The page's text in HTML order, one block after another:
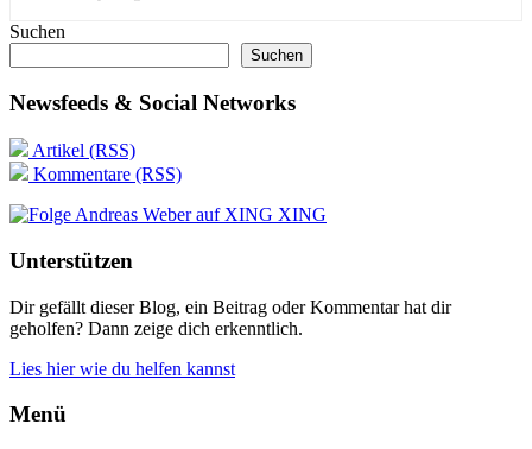
Suchen
Suchen
Newsfeeds & Social Networks
Artikel (RSS)
Kommentare (RSS)
XING
Unterstützen
Dir gefällt dieser Blog, ein Beitrag oder Kommentar hat dir
geholfen? Dann zeige dich erkenntlich.
Lies hier wie du helfen kannst
Menü